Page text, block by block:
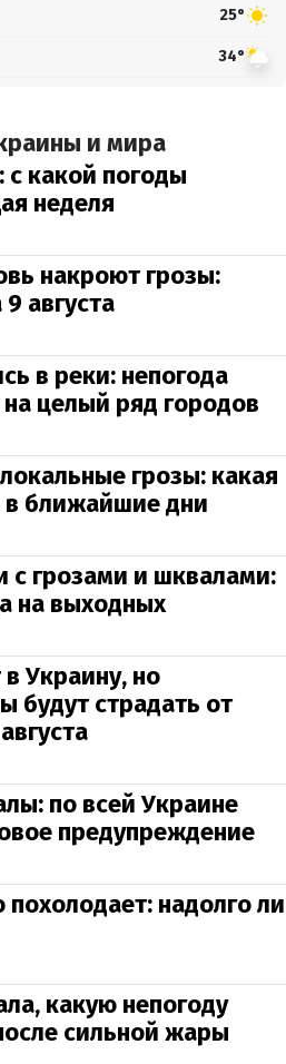
25°
34°
и мира
какой погоды
неделя
накроют грозы:
августа
в реки: непогода
целый ряд городов
грозы: какая
в ближайшие дни
с грозами и шквалами:
на выходных
Украину, но
будут страдать от
по всей Украине
предупреждение
надолго ли
какую непогоду
сильной жары